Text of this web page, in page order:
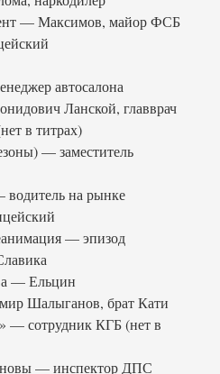
— Максимов, майор ФСБ
автосалона
Ланской, главврач
в титрах)
— заместитель
на рынке
— эпизод
— Ельцин
Шалыганов, брат Кати
— сотрудник КГБ (нет в
— инспектор ДПС